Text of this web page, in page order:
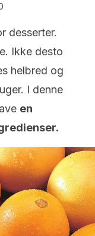
desserter.
Ikke desto
helbred og
I denne
en